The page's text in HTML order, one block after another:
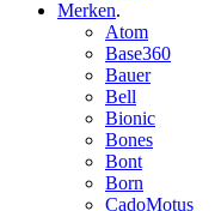
Merken.
Atom
Base360
Bauer
Bell
Bionic
Bones
Bont
Born
CadoMotus